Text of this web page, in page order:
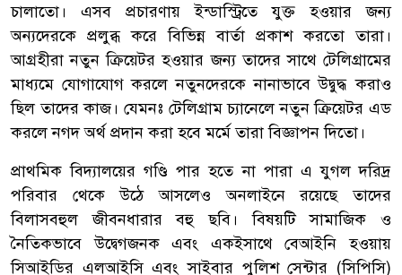
চালাতো। এসব প্রচারণায় ইন্ডাস্ট্রিতে যুক্ত হওয়ার জন্য
অন্যদেরকে প্রলুব্ধ করে বিভিন্ন বার্তা প্রকাশ করতো তারা।
আগ্রহীরা নতুন ক্রিয়েটর হওয়ার জন্য তাদের সাথে টেলিগ্রামের
মাধ্যমে যোগাযোগ করলে নতুনদেরকে নানাভাবে উদ্বুদ্ধ করাও
ছিল তাদের কাজ। যেমনঃ টেলিগ্রাম চ্যানেলে নতুন ক্রিয়েটর এড
করলে নগদ অর্থ প্রদান করা হবে মর্মে তারা বিজ্ঞাপন দিতো।
প্রাথমিক বিদ্যালয়ের গণ্ডি পার হতে না পারা এ যুগল দরিদ্র
পরিবার থেকে উঠে আসলেও অনলাইনে রয়েছে তাদের
বিলাসবহুল জীবনধারার বহু ছবি। বিষয়টি সামাজিক ও
নৈতিকভাবে উদ্বেগজনক এবং একইসাথে বেআইনি হওয়ায়
সিআইডির এলআইসি এবং সাইবার পুলিশ সেন্টার (সিপিসি)